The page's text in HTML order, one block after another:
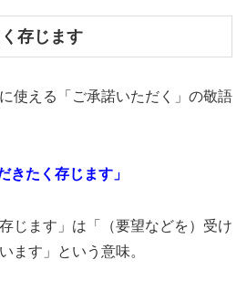
存じます
使える「ご承諾いただく」の敬語
きたく存じます」
じます」は「（要望などを）受け
ます」という意味。